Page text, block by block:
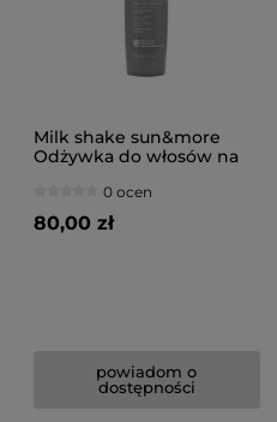
Milk shake sun&more
Odżywka do włosów na
0 ocen
80,00 zł
powiadom o
dostępności